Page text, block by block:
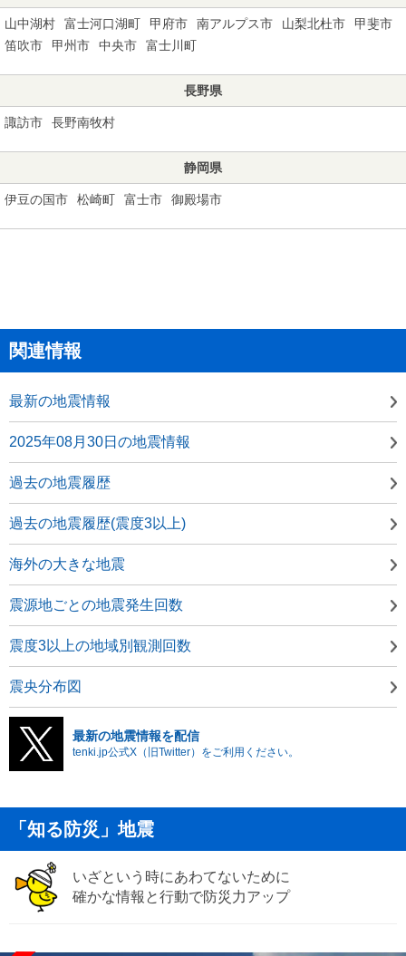
山中湖村 富士河口湖町 甲府市 南アルプス市 山梨北杜市
甲斐市
笛吹市
甲州市 中央市 富士川町
長野県
諏訪市 長野南牧村
静岡県
伊豆の国市 松崎町 富士市 御殿場市
関連情報
最新の地震情報
2025年08月30日の地震情報
過去の地震履歴
過去の地震履歴(震度3以上)
海外の大きな地震
震源地ごとの地震発生回数
震度3以上の地域別観測回数
震央分布図
最新の地震情報を配信
tenki.jp公式X（旧Twitter）をご利用ください。
「知る防災」地震
いざという時にあわてないために
確かな情報と行動で防災力アップ